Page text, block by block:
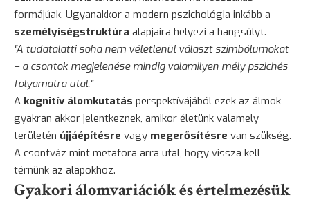
formájúak. Ugyanakkor a modern pszichológia inkább a
személyiségstruktúra alapjaira helyezi a hangsúlyt.
"A tudatalatti soha nem véletlenül választ szimbólumokat
– a csontok megjelenése mindig valamilyen mély pszichés
folyamatra utal."
A kognitív álomkutatás perspektívájából ezek az álmok
gyakran akkor jelentkeznek, amikor életünk valamely
területén újjáépítésre vagy megerősítésre van szükség.
A csontváz mint metafora arra utal, hogy vissza kell
térnünk az alapokhoz.
Gyakori álomvariációk és értelmezésük